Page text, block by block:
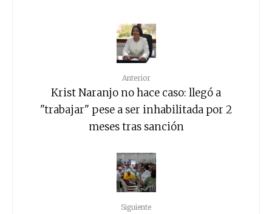
Anterior
Krist Naranjo no hace caso: llegó a
"trabajar" pese a ser inhabilitada por 2
meses tras sanción
Siguiente